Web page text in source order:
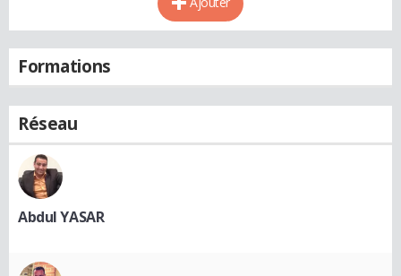
Formations
Réseau
Abdul YASAR